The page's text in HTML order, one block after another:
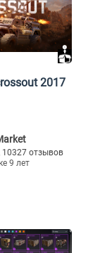
2017
10327 отзывов
9 лет